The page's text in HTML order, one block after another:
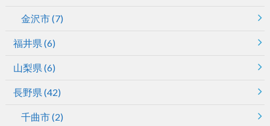
金沢市(7)
福井県 (6)
山梨県 (6)
長野県 (42)
千曲市(2)